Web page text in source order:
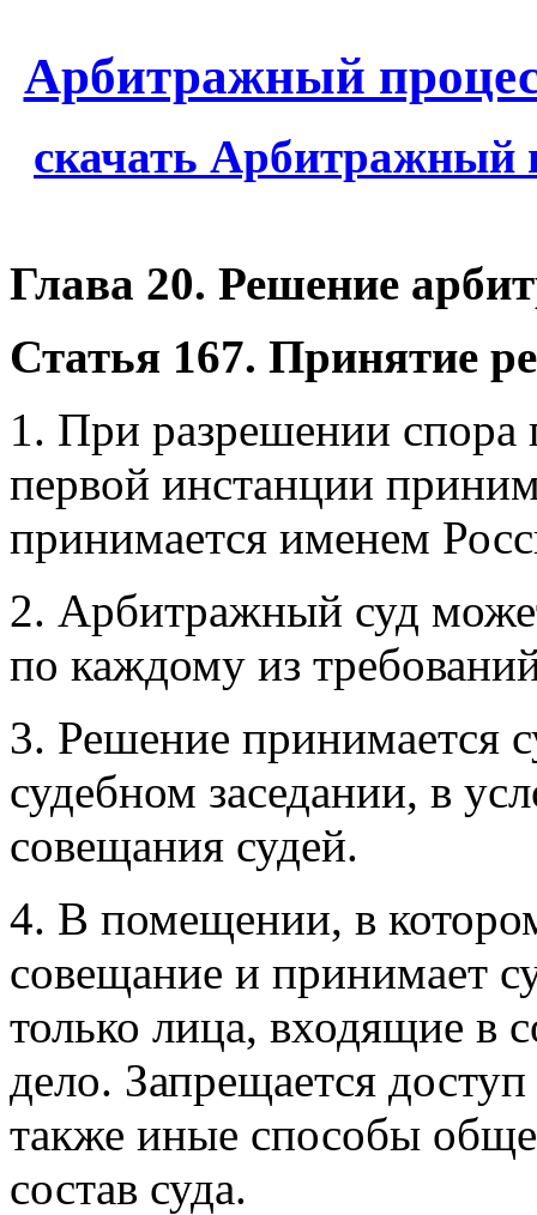
Арбитражный
скачать Арбитражный
Глава 20. Решение
Статья 167. Принятие
1. При разрешении спора
первой инстанции
принимается именем
2. Арбитражный суд
по каждому из
3. Решение принимается
судебном заседании, в
совещания судей.
4. В помещении, в
совещание и принимает
только лица, входящие в
дело. Запрещается
также иные способы
состав суда.